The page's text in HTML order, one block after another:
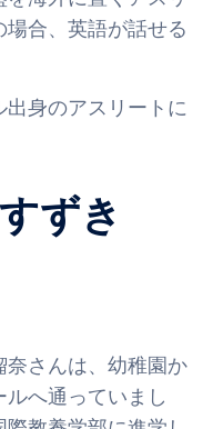
合、英語が話せる
身のアスリートに
ずき
さんは、幼稚園か
へ通っていまし